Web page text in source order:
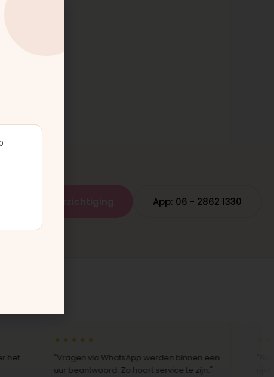
App: 06 - 2862 1330
★★★★★
"Vragen via WhatsApp werden binnen een
uur beantwoord. Zo hoort service te zijn."
"Buggy online